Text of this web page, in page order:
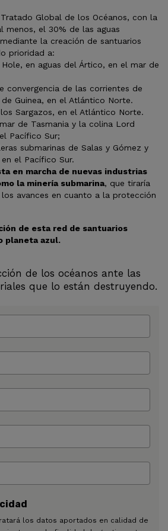
Global de los Océanos, con la
menos, el 30% de las aguas
la creación de santuarios
prioridad a:
Hole, en aguas del Ártico, en el mar de
convergencia de las corrientes de
de Guinea, en el Atlántico Norte.
Sargazos, en el Atlántico Norte.
de Tasmania y la colina Lord
Pacífico Sur;
submarinas de Salas y Gómez y
el Pacífico Sur.
en marcha de nuevas industrias
la minería submarina, que tiraría
avances en cuanto a la protección
de esta red de santuarios
planeta azul.
de los océanos ante las
que lo están destruyendo.
tratará los datos aportados en calidad de